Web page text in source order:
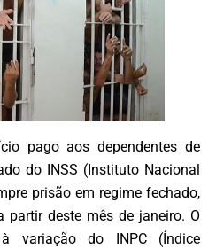
pago aos dependentes de
do INSS (Instituto Nacional
prisão em regime fechado,
partir deste mês de janeiro. O
à variação do INPC (Índice